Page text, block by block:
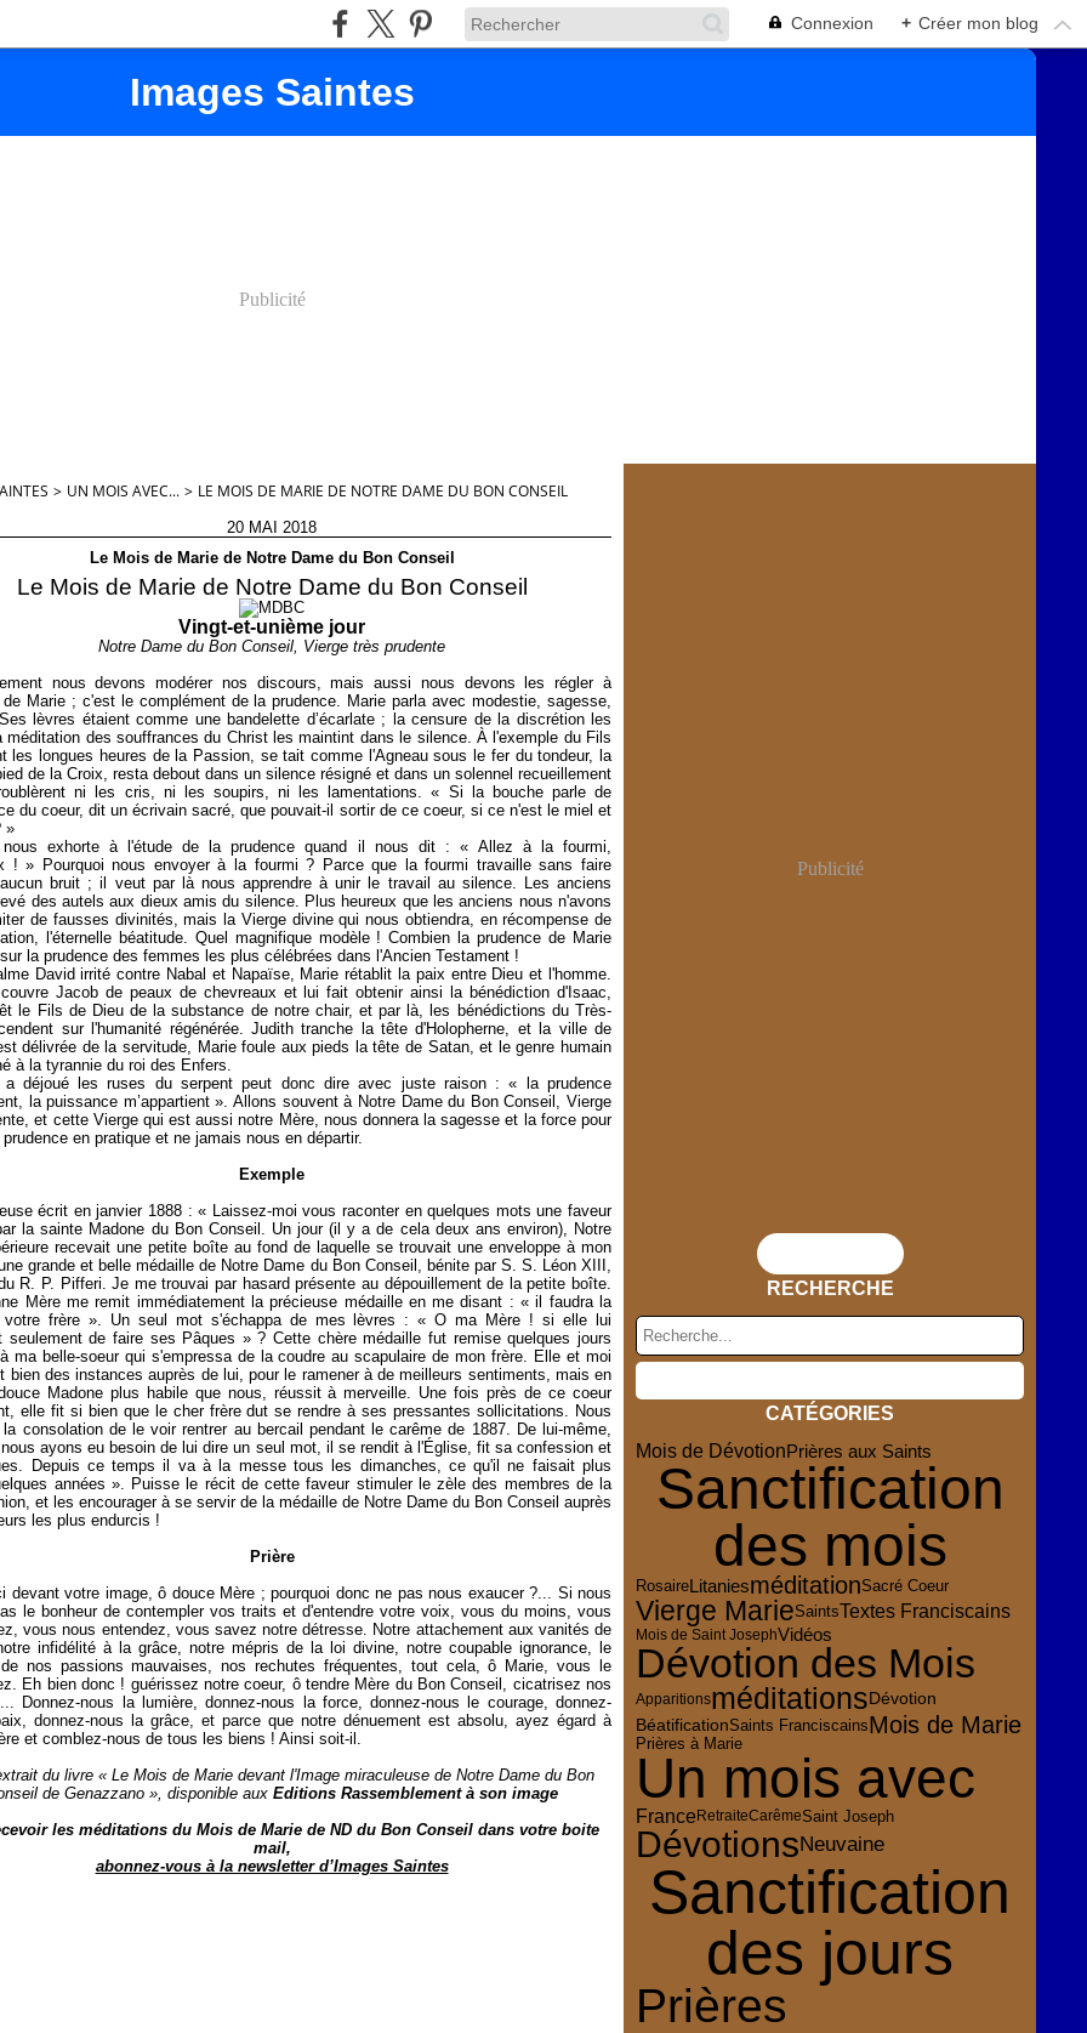
Connexion + Créer mon blog
Images Saintes
Publicité
> UN MOIS AVEC... > LE MOIS DE MARIE DE NOTRE DAME DU BON CONSEIL
20 MAI 2018
Le Mois de Marie de Notre Dame du Bon Conseil
Le Mois de Marie de Notre Dame du Bon Conseil
Vingt-et-unième jour
Notre Dame du Bon Conseil, Vierge très prudente
nous devons modérer nos discours, mais aussi nous devons les régler à
de Marie ; c'est le complément de la prudence. Marie parla avec modestie, sagesse,
lèvres étaient comme une bandelette d’écarlate ; la censure de la discrétion les
méditation des souffrances du Christ les maintint dans le silence. À l'exemple du Fils
les longues heures de la Passion, se tait comme l'Agneau sous le fer du tondeur, la
de la Croix, resta debout dans un silence résigné et dans un solennel recueillement
ni les cris, ni les soupirs, ni les lamentations. « Si la bouche parle de
du coeur, dit un écrivain sacré, que pouvait-il sortir de ce coeur, si ce n'est le miel et
»
nous exhorte à l'étude de la prudence quand il nous dit : « Allez à la fourmi,
! » Pourquoi nous envoyer à la fourmi ? Parce que la fourmi travaille sans faire
bruit ; il veut par là nous apprendre à unir le travail au silence. Les anciens
des autels aux dieux amis du silence. Plus heureux que les anciens nous n'avons
de fausses divinités, mais la Vierge divine qui nous obtiendra, en récompense de
l'éternelle béatitude. Quel magnifique modèle ! Combien la prudence de Marie
la prudence des femmes les plus célébrées dans l'Ancien Testament !
David irrité contre Nabal et Napaïse, Marie rétablit la paix entre Dieu et l'homme.
couvre Jacob de peaux de chevreaux et lui fait obtenir ainsi la bénédiction d'Isaac,
le Fils de Dieu de la substance de notre chair, et par là, les bénédictions du Très-
sur l'humanité régénérée. Judith tranche la tête d'Holopherne, et la ville de
délivrée de la servitude, Marie foule aux pieds la tête de Satan, et le genre humain
à la tyrannie du roi des Enfers.
a déjoué les ruses du serpent peut donc dire avec juste raison : « la prudence
la puissance m’appartient ». Allons souvent à Notre Dame du Bon Conseil, Vierge
et cette Vierge qui est aussi notre Mère, nous donnera la sagesse et la force pour
en pratique et ne jamais nous en départir.
Exemple
écrit en janvier 1888 : « Laissez-moi vous raconter en quelques mots une faveur
la sainte Madone du Bon Conseil. Un jour (il y a de cela deux ans environ), Notre
recevait une petite boîte au fond de laquelle se trouvait une enveloppe à mon
grande et belle médaille de Notre Dame du Bon Conseil, bénite par S. S. Léon XIII,
R. P. Pifferi. Je me trouvai par hasard présente au dépouillement de la petite boîte.
Mère me remit immédiatement la précieuse médaille en me disant : « il faudra la
votre frère ». Un seul mot s'échappa de mes lèvres : « O ma Mère ! si elle lui
seulement de faire ses Pâques » ? Cette chère médaille fut remise quelques jours
ma belle-soeur qui s'empressa de la coudre au scapulaire de mon frère. Elle et moi
bien des instances auprès de lui, pour le ramener à de meilleurs sentiments, mais en
Madone plus habile que nous, réussit à merveille. Une fois près de ce coeur
elle fit si bien que le cher frère dut se rendre à ses pressantes sollicitations. Nous
consolation de le voir rentrer au bercail pendant le carême de 1887. De lui-même,
ayons eu besoin de lui dire un seul mot, il se rendit à l'Église, fit sa confession et
Depuis ce temps il va à la messe tous les dimanches, ce qu'il ne faisait plus
années ». Puisse le récit de cette faveur stimuler le zèle des membres de la
et les encourager à se servir de la médaille de Notre Dame du Bon Conseil auprès
les plus endurcis !
Prière
devant votre image, ô douce Mère ; pourquoi donc ne pas nous exaucer ?... Si nous
le bonheur de contempler vos traits et d'entendre votre voix, vous du moins, vous
vous nous entendez, vous savez notre détresse. Notre attachement aux vanités de
infidélité à la grâce, notre mépris de la loi divine, notre coupable ignorance, le
de nos passions mauvaises, nos rechutes fréquentes, tout cela, ô Marie, vous le
Eh bien donc ! guérissez notre coeur, ô tendre Mère du Bon Conseil, cicatrisez nos
Donnez-nous la lumière, donnez-nous la force, donnez-nous le courage, donnez-
donnez-nous la grâce, et parce que notre dénuement est absolu, ayez égard à
et comblez-nous de tous les biens ! Ainsi soit-il.
du livre « Le Mois de Marie devant l'Image miraculeuse de Notre Dame du Bon
de Genazzano », disponible aux Editions Rassemblement à son image
les méditations du Mois de Marie de ND du Bon Conseil dans votre boite
mail,
abonnez-vous à la newsletter d’Images Saintes
Publicité
RECHERCHE
CATÉGORIES
Mois de DévotionPrières aux Saints
Sanctification
des mois
RosaireLitaniesméditationSacré Coeur
Vierge MarieSaintsTextes Franciscains
Mois de Saint JosephVidéos
Dévotion des Mois
ApparitionsméditationsDévotion
BéatificationSaints FranciscainsMois de Marie
Prières à Marie
Un mois avec
FranceRetraiteCarêmeSaint Joseph
DévotionsNeuvaine
Sanctification
des jours
Prières